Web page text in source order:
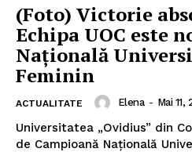
(Foto) Victorie
Echipa UOC este
Națională
Feminin
ACTUALITATE Elena - Mai 11,
Universitatea „Ovidius” din
de Campioană Națională